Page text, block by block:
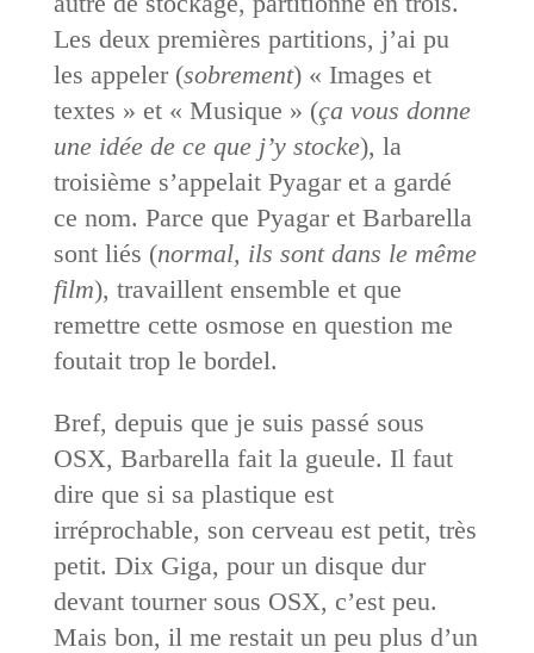
Les deux premières partitions, j’ai pu
les appeler (sobrement) « Images et
textes » et « Musique » (ça vous donne
une idée de ce que j’y stocke), la
troisième s’appelait Pyagar et a gardé
ce nom. Parce que Pyagar et Barbarella
sont liés (normal, ils sont dans le même
film), travaillent ensemble et que
remettre cette osmose en question me
foutait trop le bordel.
Bref, depuis que je suis passé sous
OSX, Barbarella fait la gueule. Il faut
dire que si sa plastique est
irréprochable, son cerveau est petit, très
petit. Dix Giga, pour un disque dur
devant tourner sous OSX, c’est peu.
Mais bon, il me restait un peu plus d’un